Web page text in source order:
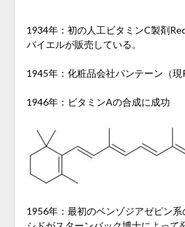
1934年：初の人工ビタミンC製剤
バイエルが販売している。
1945年：化粧品会社パンテーン（
1946年：ビタミンAの合成に成功
1956年：最初のベンゾジアゼピン